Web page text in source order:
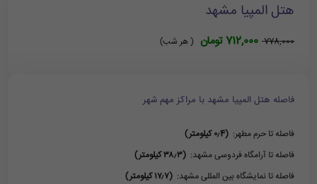
هتل المپیا مشهد
778,000 712,000 تومان ( هر شب)
فاصله هتل المپیا مشهد با مراکز مهم شهر
فاصله تا حرم مطهر: (۰٫4 کیلومتر)
فاصله تا آرامگاه فردوسی مشهد: (۳۸٫۳ کیلومتر)
فاصله تا نمایشگاه بین المللی مشهد: (۱۷٫۷ کیلومتر)